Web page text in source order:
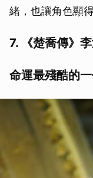
緒，也讓角色顯
7. 《楚喬傳》
命運最殘酷的